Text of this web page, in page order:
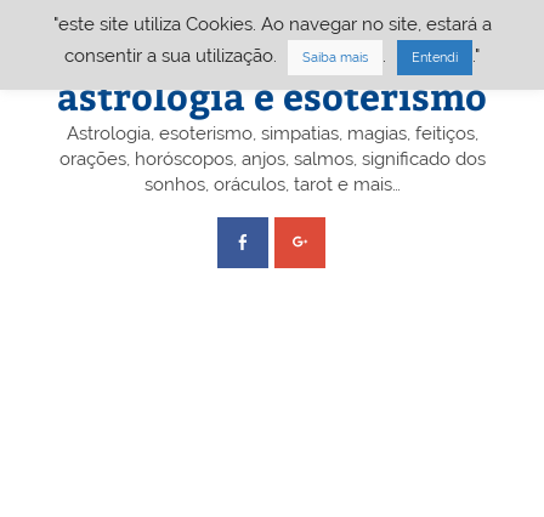
Portal A&E – Portal
astrologia e esoterismo
Astrologia, esoterismo, simpatias, magias, feitiços,
orações, horóscopos, anjos, salmos, significado dos
sonhos, oráculos, tarot e mais…
"este site utiliza Cookies. Ao navegar no site, estará a
consentir a sua utilização.
Saiba mais Entendi ."